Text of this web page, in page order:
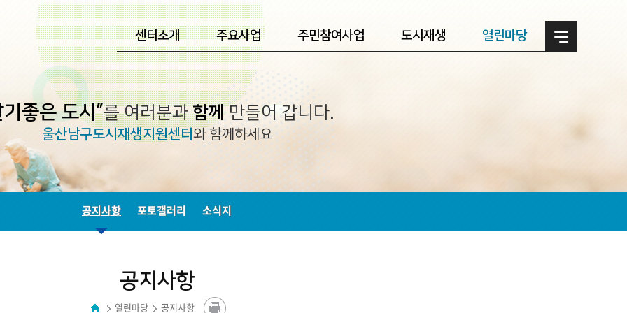
센터소개 주요사업 주민참여사업 도시재생 열린마당
기좋은 도시”를 여러분과함께만들어 갑니다.
울산남구도시재생지원센터와 함께하세요
공지사항 포토갤러리 소식지
공지사항
열린마당 공지사항